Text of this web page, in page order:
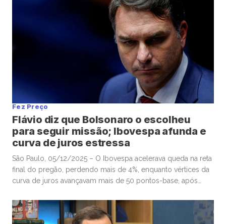
Fez Preço
Flávio diz que Bolsonaro o escolheu
para seguir missão; Ibovespa afunda e
curva de juros estressa
São Paulo, 05/12/2025 – O Ibovespa acelerava queda na reta
final do pregão, perdendo mais de 4%, enquanto vértices da
curva de juros avançavam mais de 50 pontos-base, após
Jair Bolsonaro o escolheu para seguir missão. Por volta das
16h, o Ibovespa recuava 4,01%, aos 157.604 pontos, […]